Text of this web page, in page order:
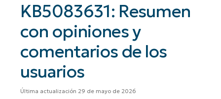
KB5083631: Resumen
con opiniones y
comentarios de los
usuarios
Última actualización 29 de mayo de 2026